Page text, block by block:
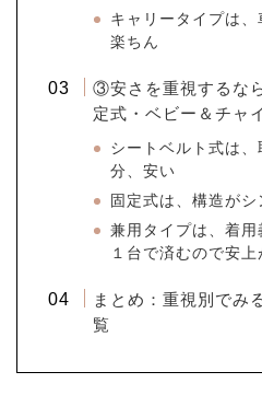
キャリータイプは
楽ちん
③安さを重視するな
定式・ベビー＆チャ
シートベルト式は
分、安い
固定式は、構造が
兼用タイプは、着
１台で済むので安上
まとめ：重視別でみ
覧